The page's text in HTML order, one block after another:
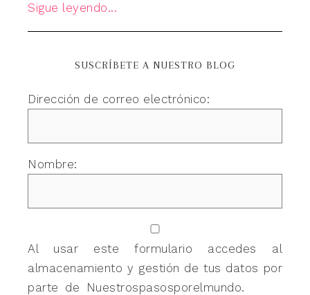
Sigue leyendo...
SUSCRÍBETE A NUESTRO BLOG
Dirección de correo electrónico:
Nombre:
Al usar este formulario accedes al
almacenamiento y gestión de tus datos por
parte de Nuestrospasosporelmundo.